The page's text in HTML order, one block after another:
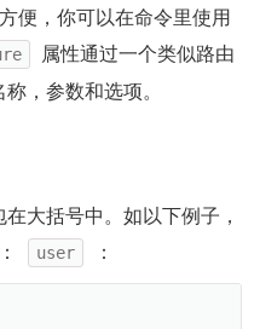
便，你可以在命令里使用
属性通过一个类似路由
，参数和选项。
大括号中。如以下例子，
user ：